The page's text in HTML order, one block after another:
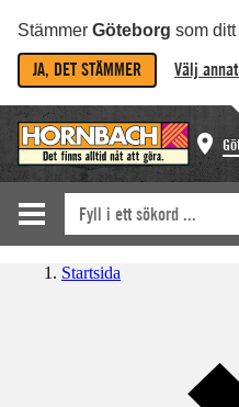
Stämmer Göteborg som
JA, DET STÄMMER Välj
Startsida